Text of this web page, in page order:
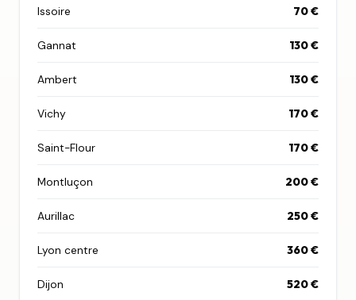
Issoire 70 €
Gannat 130 €
Ambert 130 €
Vichy 170 €
Saint-Flour 170 €
Montluçon 200 €
Aurillac 250 €
Lyon centre 360 €
Dijon 520 €